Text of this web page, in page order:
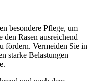
besondere Pflege, um
den Rasen ausreichend
fördern. Vermeiden Sie in
starke Belastungen